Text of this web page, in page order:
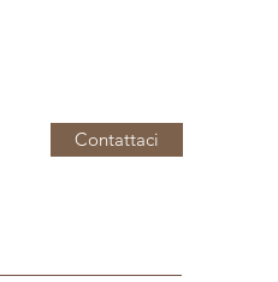
Contattaci